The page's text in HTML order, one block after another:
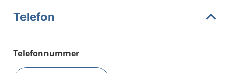
Telefon
Telefonnummer